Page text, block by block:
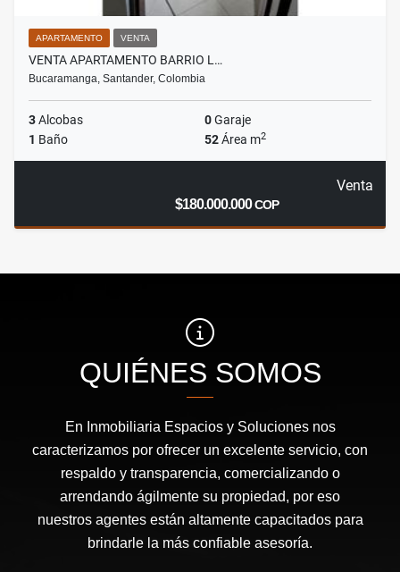
APARTAMENTO VENTA
VENTA APARTAMENTO BARRIO L…
Bucaramanga, Santander, Colombia
3Alcobas 0Garaje
1 Baño 52Área m2
Venta
$180.000.000COP
QUIÉNES SOMOS
En Inmobiliaria Espacios y Soluciones nos
caracterizamos por ofrecer un excelente servicio, con
respaldo y transparencia, comercializando o
arrendando ágilmente su propiedad, por eso
nuestros agentes están altamente capacitados para
brindarle la más confiable asesoría.